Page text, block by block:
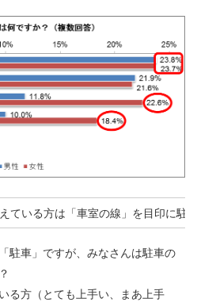
ている方は「車室の線」を目印に駐
駐車」ですが、みなさんは駐車の
る方（とても上手い、まあ上手